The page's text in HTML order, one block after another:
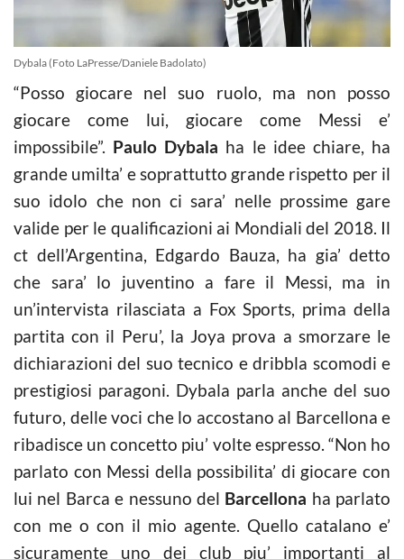
Dybala (Foto LaPresse/Daniele Badolato)
“Posso giocare nel suo ruolo, ma non posso
giocare come lui, giocare come Messi e’
impossibile”. Paulo Dybala ha le idee chiare, ha
grande umilta’ e soprattutto grande rispetto per il
suo idolo che non ci sara’ nelle prossime gare
valide per le qualificazioni ai Mondiali del 2018. Il
ct dell’Argentina, Edgardo Bauza, ha gia’ detto
che sara’ lo juventino a fare il Messi, ma in
un’intervista rilasciata a Fox Sports, prima della
partita con il Peru’, la Joya prova a smorzare le
dichiarazioni del suo tecnico e dribbla scomodi e
prestigiosi paragoni. Dybala parla anche del suo
futuro, delle voci che lo accostano al Barcellona e
ribadisce un concetto piu’ volte espresso. “Non ho
parlato con Messi della possibilita’ di giocare con
lui nel Barca e nessuno del Barcellona ha parlato
con me o con il mio agente. Quello catalano e’
sicuramente uno dei club piu’ importanti al